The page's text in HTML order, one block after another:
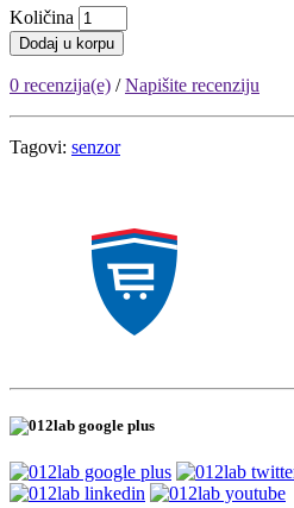
Količina
Dodaj u korpu
0 recenzija(e) /Napišite recenziju
Tagovi: senzor